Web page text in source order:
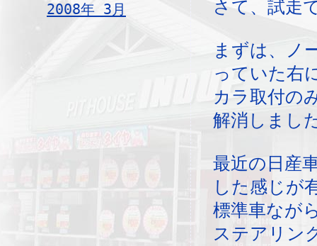
2008年 3月 さて、試走
まずは、ノ
っていた右
カラ取付の
解消しまし
最近の日産
した感じが
標準車なが
ステアリン